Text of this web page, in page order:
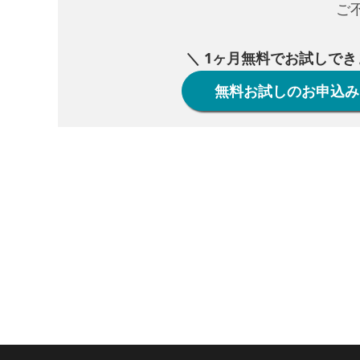
ご
＼ 1ヶ月無料でお試しで
無料お試しのお申込み